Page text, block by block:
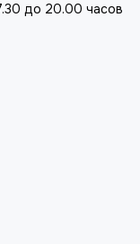
до 20.00 часов